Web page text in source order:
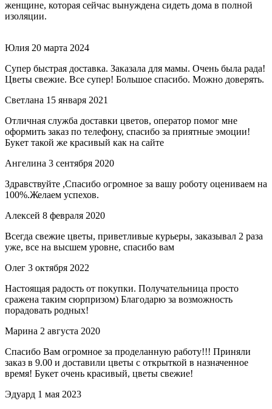
женщине, которая сейчас вынуждена сидеть дома в полной
изоляции.
Юлия 20 марта 2024
Супер быстрая доставка. Заказала для мамы. Очень была рада!
Цветы свежие. Все супер! Большое спасибо. Можно доверять.
Светлана 15 января 2021
Отличная служба доставки цветов, оператор помог мне
оформить заказ по телефону, спасибо за приятные эмоции!
Букет такой же красивый как на сайте
Ангелина 3 сентября 2020
Здравствуйте ,Спасибо огромное за вашу роботу оцениваем на
100%.Желаем успехов.
Алексей 8 февраля 2020
Всегда свежие цветы, приветливые курьеры, заказывал 2 раза
уже, все на высшем уровне, спасибо вам
Олег 3 октября 2022
Настоящая радость от покупки. Получательница просто
сражена таким сюрпризом) Благодарю за возможность
порадовать родных!
Марина 2 августа 2020
Спасибо Вам огромное за проделанную работу!!! Приняли
заказ в 9.00 и доставили цветы с открыткой в назначенное
время! Букет очень красивый, цветы свежие!
Эдуард 1 мая 2023